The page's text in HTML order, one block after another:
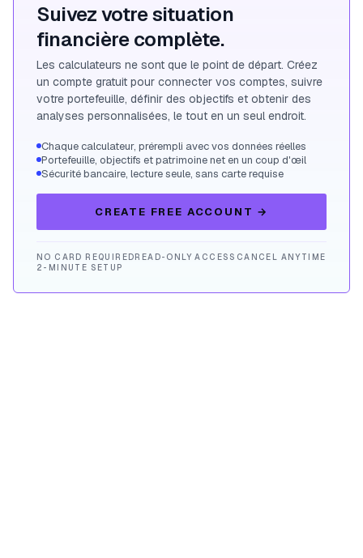
Suivez votre situation
financière complète.
Les calculateurs ne sont que le point de départ. Créez
un compte gratuit pour connecter vos comptes, suivre
votre portefeuille, définir des objectifs et obtenir des
analyses personnalisées, le tout en un seul endroit.
Chaque calculateur, prérempli avec vos données réelles
Portefeuille, objectifs et patrimoine net en un coup d'œil
Sécurité bancaire, lecture seule, sans carte requise
CREATE FREE ACCOUNT →
NO CARD REQUIREDREAD-ONLY ACCESS CANCEL ANYTIME
2-MINUTE SETUP